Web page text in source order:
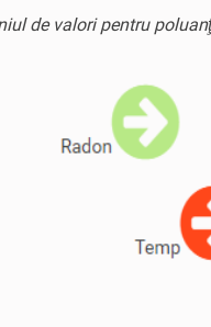
de valori pentru